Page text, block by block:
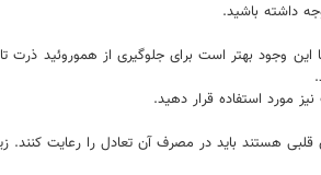
داشته باشید.
این وجود بهتر است برای جلوگیری از هموروئید
مورد استفاده قرار دهید.
هستند باید در مصرف آن تعادل را رعایت کنند.